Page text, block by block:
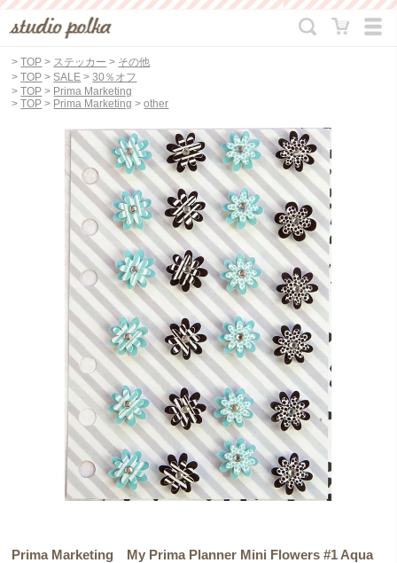
>TOP > ステッカー > その他
>TOP > SALE >30％オフ
>TOP > Prima Marketing
>TOP > Prima Marketing >other
Prima Marketing My Prima Planner Mini Flowers #1 Aqua